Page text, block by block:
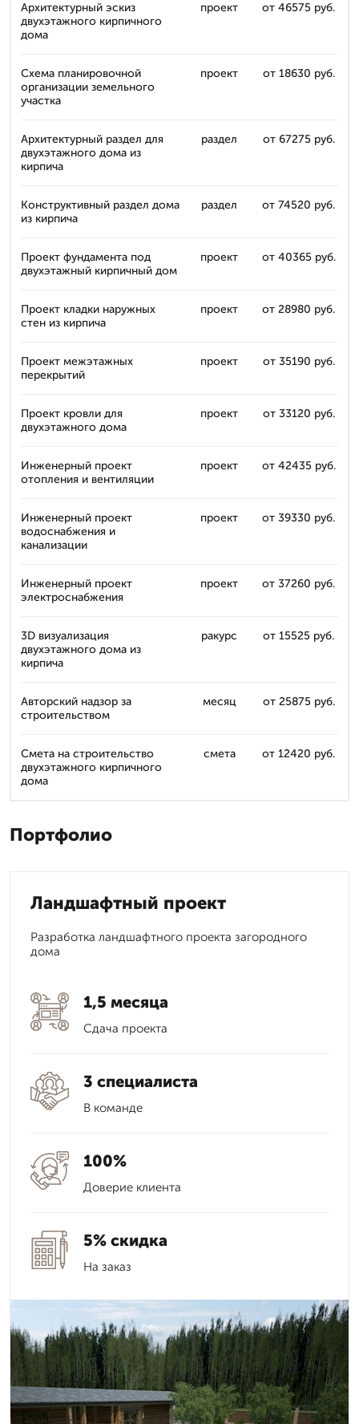
Архитектурный эскиз
двухэтажного кирпичного
дома
проект от 46575 руб.
Схема планировочной
организации земельного
участка
проект от 18630 руб.
Архитектурный раздел для
двухэтажного дома из
кирпича
раздел от 67275 руб.
Конструктивный раздел дома
из кирпича
раздел от 74520 руб.
Проект фундамента под
двухэтажный кирпичный дом
проект от 40365 руб.
Проект кладки наружных
стен из кирпича
проект от 28980 руб.
Проект межэтажных
перекрытий
проект от 35190 руб.
Проект кровли для
двухэтажного дома
проект от 33120 руб.
Инженерный проект
отопления и вентиляции
проект от 42435 руб.
Инженерный проект
водоснабжения и
канализации
проект от 39330 руб.
Инженерный проект
электроснабжения
проект от 37260 руб.
3D визуализация
двухэтажного дома из
кирпича
ракурс от 15525 руб.
Авторский надзор за
строительством
месяц от 25875 руб.
Смета на строительство
двухэтажного кирпичного
дома
смета от 12420 руб.
Портфолио
Ландшафтный проект
Разработка ландшафтного проекта загородного
дома
1,5 месяца
Сдача проекта
3 специалиста
В команде
100%
Доверие клиента
5% скидка
На заказ